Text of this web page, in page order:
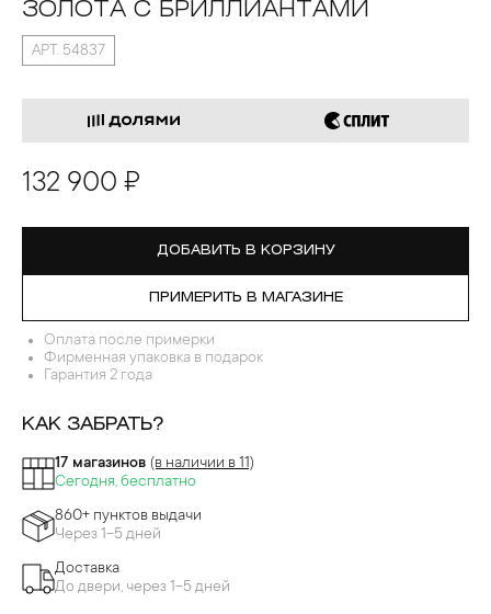
ЗОЛОТА С БРИЛЛИАНТАМИ
АРТ. 54837
132 900 ₽
ДОБАВИТЬ В КОРЗИНУ
ПРИМЕРИТЬ В МАГАЗИНЕ
Оплата после примерки
Фирменная упаковка в подарок
Гарантия 2 года
КАК ЗАБРАТЬ?
17 магазинов (в наличии в 11)
Сегодня, бесплатно
860+ пунктов выдачи
Через 1-5 дней
Доставка
До двери, через 1-5 дней